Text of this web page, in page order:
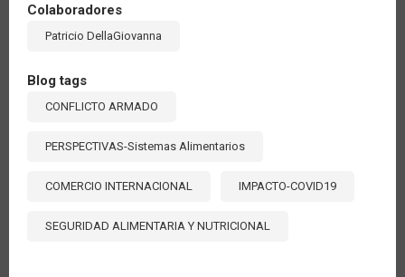
Colaboradores
Patricio DellaGiovanna
Blog tags
CONFLICTO ARMADO
PERSPECTIVAS-Sistemas Alimentarios
COMERCIO INTERNACIONAL IMPACTO-COVID19
SEGURIDAD ALIMENTARIA Y NUTRICIONAL